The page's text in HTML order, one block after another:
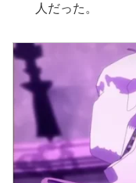
人だった。